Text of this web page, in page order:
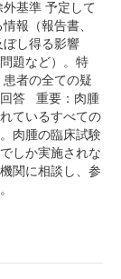
基準 予定して
報（報告書、
し得る影響
題など）。特
者の全ての疑
回答 重要：肉腫
ているすべての
肉腫の臨床試験
しか実施されな
関に相談し、参
ださい。